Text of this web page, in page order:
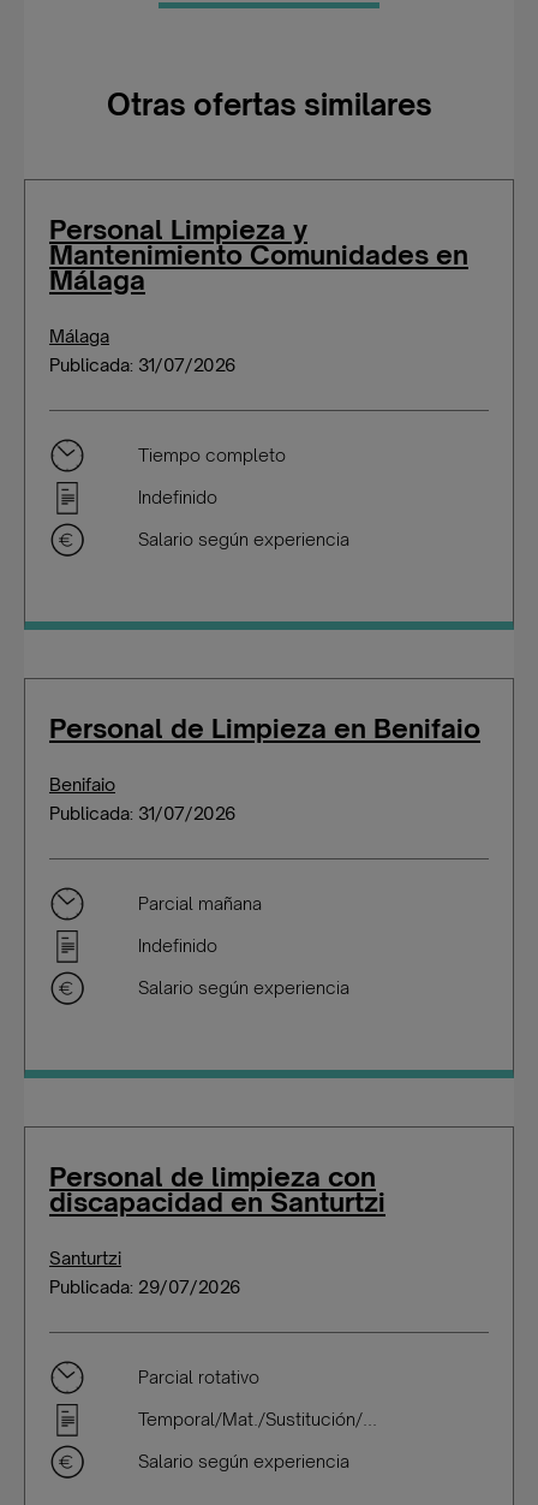
Otras ofertas similares
Personal Limpieza y
Mantenimiento Comunidades en
Málaga
Málaga
Publicada: 31/07/2026
Tiempo completo
Indefinido
Salario según experiencia
Personal de Limpieza en Benifaio
Benifaio
Publicada: 31/07/2026
Parcial mañana
Indefinido
Salario según experiencia
Personal de limpieza con
discapacidad en Santurtzi
Santurtzi
Publicada: 29/07/2026
Parcial rotativo
Temporal/Mat./Sustitución/...
Salario según experiencia